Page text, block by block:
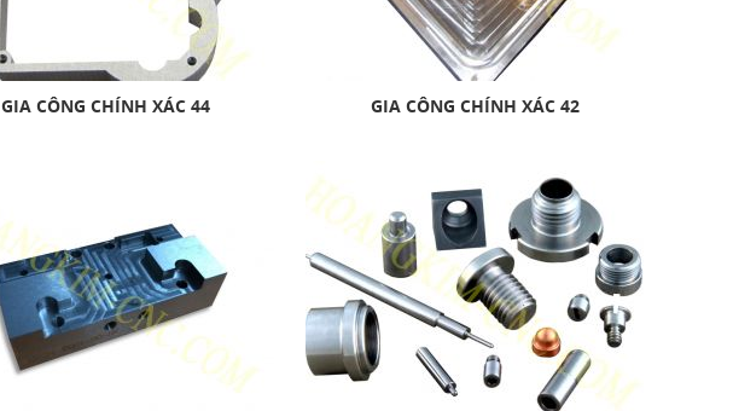
GIA CÔNG CHÍNH XÁC 44 GIA CÔNG CHÍNH XÁC 42